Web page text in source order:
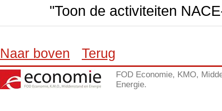
"Toon de activiteiten
Naar boven Terug
FOD Economie, KMO,
Energie.